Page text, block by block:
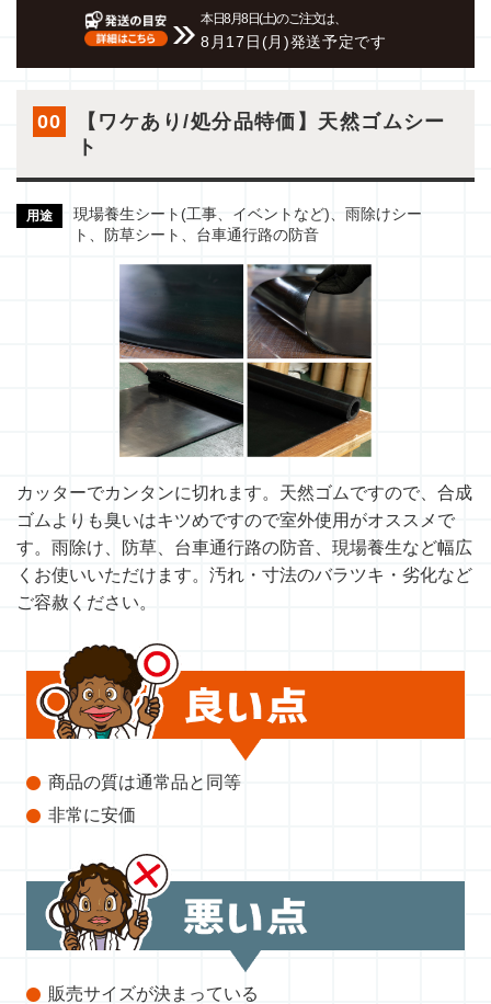
本日8月8日(土)のご注文は、
8月17日(月)発送予定です
00
【ワケあり/処分品特価】天然ゴムシー
ト
用途
現場養生シート(工事、イベントなど)、雨除けシー
ト、防草シート、台車通行路の防音
カッターでカンタンに切れます。天然ゴムですので、合成
ゴムよりも臭いはキツめですので室外使用がオススメで
す。雨除け、防草、台車通行路の防音、現場養生など幅広
くお使いいただけます。汚れ・寸法のバラツキ・劣化など
ご容赦ください。
商品の質は通常品と同等
非常に安価
販売サイズが決まっている